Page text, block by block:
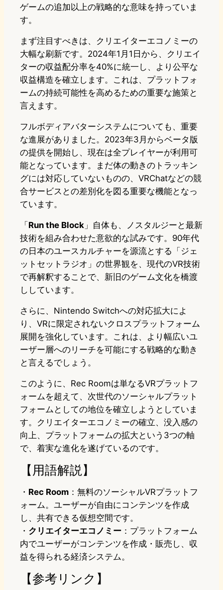
ゲームの追加以上の戦略的な意味を持っていま
す。
まず注目すべきは、クリエイターエコノミーの
大幅な刷新です。2024年1月1日から、クリエイ
ターの収益配分率を40%に統一し、より公平な
収益構造を確立します。これは、プラットフォ
ームの持続可能性を高めるための重要な施策と
言えます。
フルボディアバターシステムについても、重要
な進展がありました。2023年3月からベータ版
の提供を開始し、現在は全プレイヤーが利用可
能となっています。まだ体の動きのトラッキン
グには対応していないものの、VRChatなどの競
合サービスとの差別化を図る重要な機能となっ
ています。
「 Run the Block 」自体も、ノスタルジーと最新
技術を組み合わせた意欲的な試みです。90年代
の日本のユースカルチャーを源流とする「ジェ
ットセットラジオ」の世界観を、現代のVR技術
で再解釈することで、新旧のゲーム文化を橋渡
ししています。
さらに、Nintendo Switchへの対応拡大によ
り、VRに限定されないクロスプラットフォーム
展開を強化しています。これは、より幅広いユ
ーザー層へのリーチを可能にする戦略的な動き
と言えるでしょう。
このように、Rec Roomは単なるVRプラットフ
ォームを超えて、次世代のソーシャルプラット
フォームとしての地位を確立しようとしていま
す。クリエイターエコノミーの確立、没入感の
向上、プラットフォームの拡大という3つの軸
で、着実な進化を遂げているのです。
【用語解説】
・ Rec Room ：無料のソーシャルVRプラットフ
ォーム。ユーザーが自由にコンテンツを作成
し、共有できる仮想空間です。
・ クリエイターエコノミー ：プラットフォーム
内でユーザーがコンテンツを作成・販売し、収
益を得られる経済システム。
【参考リンク】